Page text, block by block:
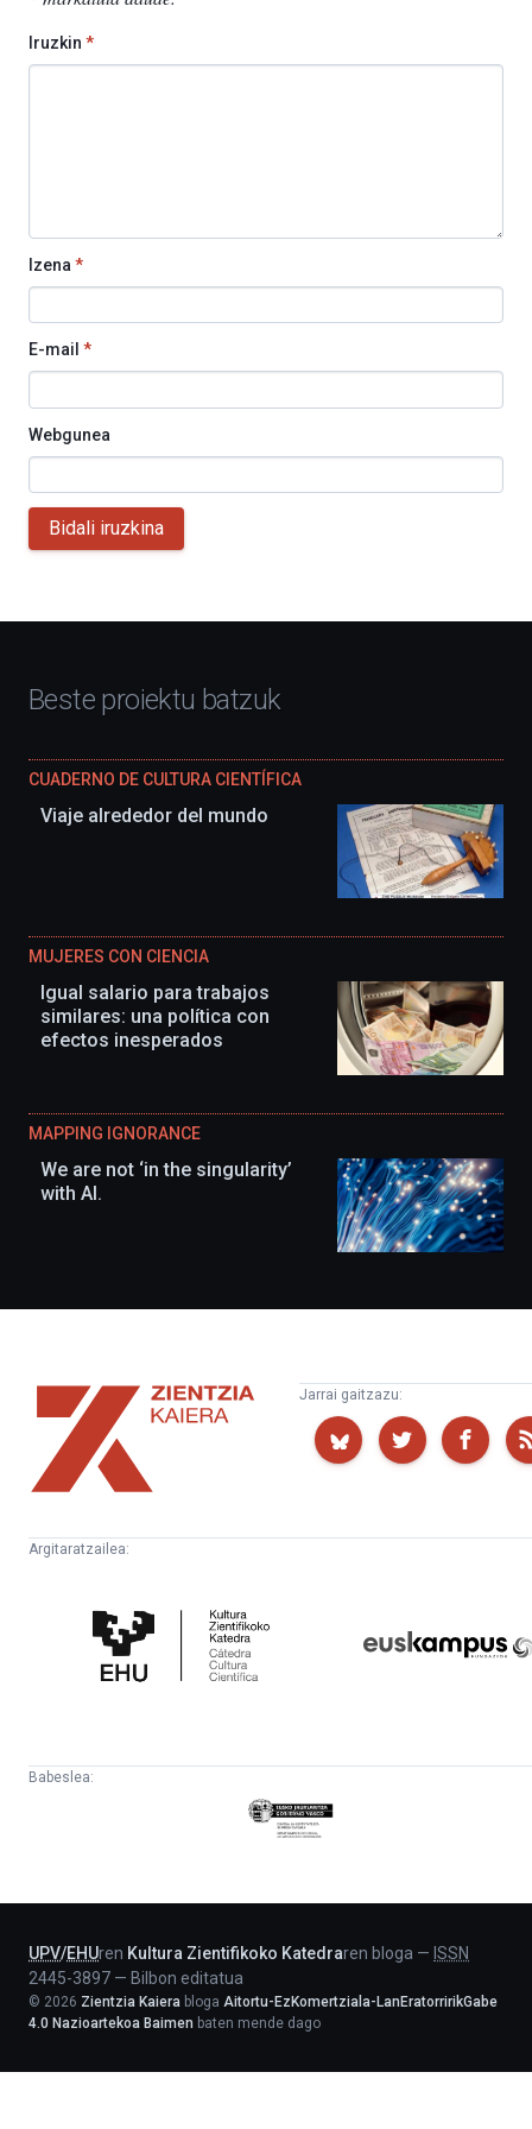
Iruzkin *
Izena *
E-mail *
Webgunea
Bidali iruzkina
Beste proiektu batzuk
CUADERNO DE CULTURA CIENTÍFICA
Viaje alrededor del mundo
MUJERES CON CIENCIA
Igual salario para trabajos
similares: una política con
efectos inesperados
MAPPING IGNORANCE
We are not ‘in the singularity’
with AI.
Zientzia
Kaiera
Jarrai gaitzazu:
Argitaratzailea:
Zientifikoko
Katedra
Babeslea:
Eusko
Jaurlaritza
UPV/EHUren Kultura Zientifikoko Katedraren bloga — ISSN
2445-3897 — Bilbon editatua
© 2026 Zientzia Kaiera bloga Aitortu-EzKomertziala-LanEratorririkGabe
4.0 Nazioartekoa Baimen baten mende dago